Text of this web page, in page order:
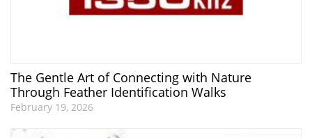
The Gentle Art of Connecting with Nature
Through Feather Identification Walks
February 19, 2026